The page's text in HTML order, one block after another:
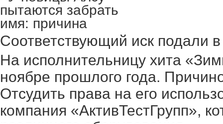
Соответствующий иск подали в
На исполнительницу хита
ноябре прошлого года.
Отсудить права на его
компания «АктивТестГрупп»,